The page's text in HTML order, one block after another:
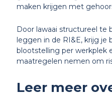
maken krijgen met
Door lawaai structureel te
leggen in de RI&E, krijg je
blootstelling per werkplek
maatregelen nemen om
Leer meer